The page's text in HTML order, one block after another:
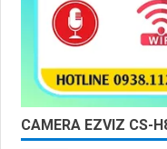
CAMERA EZVIZ CS-